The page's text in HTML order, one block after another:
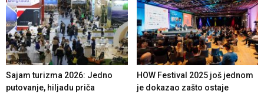
Sajam turizma 2026: Jedno
putovanje, hiljadu priča
HOW Festival 2025 još jednom
je dokazao zašto ostaje